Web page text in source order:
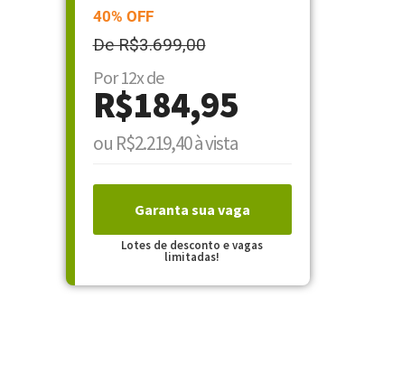
40% OFF
De R$3.699,00
Por 12x de
R$184,95
ou R$2.219,40 à vista
Garanta sua vaga
Lotes de desconto e vagas
limitadas!